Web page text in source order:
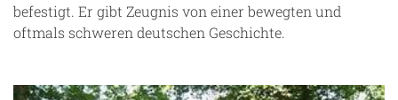
befestigt. Er gibt Zeugnis von einer bewegten und
oftmals schweren deutschen Geschichte.